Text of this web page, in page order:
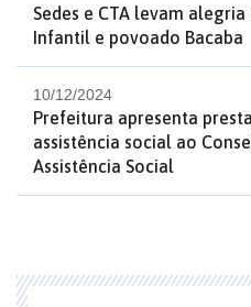
Sedes e CTA levam
Infantil e povoado Bacaba
10/12/2024
Prefeitura apresenta
assistência social ao
Assistência Social